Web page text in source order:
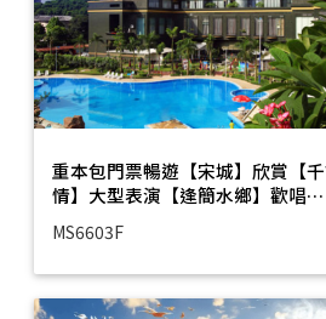
重本包門票暢遊【宋城】欣賞【
情】大型表演【逢簡水鄉】歡唱…
MS6603F